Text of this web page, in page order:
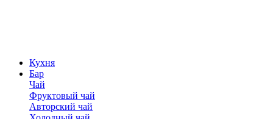
Кухня
Бар
Чай
Фруктовый чай
Авторский чай